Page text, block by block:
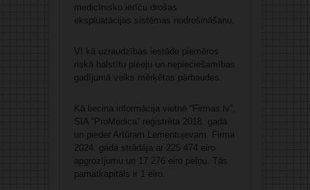
medicīnisko ierīču drošas
ekspluatācijas sistēmas nodrošināšanu.
VI kā uzraudzības iestāde piemēros
riskā balstītu pieeju un nepieciešamības
gadījumā veiks mērķētas pārbaudes.
Kā liecina informācija vietnē “Firmas.lv”,
SIA “ProMedica” reģistrēta 2018. gadā
un pieder Artūram Lementujevam. Firma
2024. gadā strādāja ar 225 474 eiro
apgrozījumu un 17 276 eiro peļņu. Tās
pamatkapitāls ir 1 eiro.